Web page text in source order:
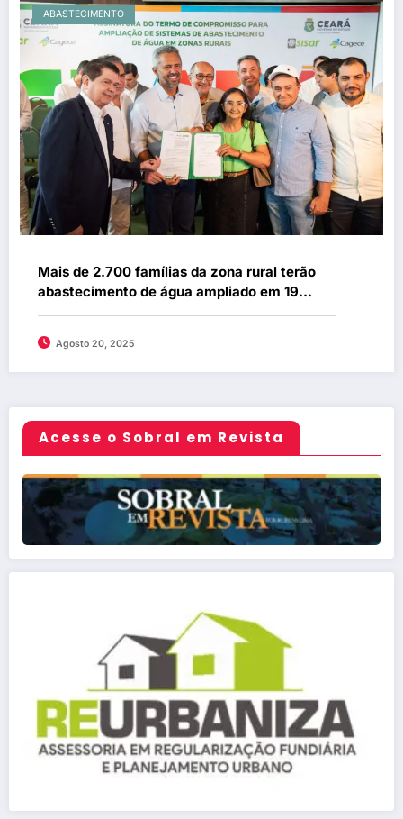
ABASTECIMENTO
Mais de 2.700 famílias da zona rural terão
abastecimento de água ampliado em 19
municípios
Agosto 20, 2025
Acesse o Sobral em Revista